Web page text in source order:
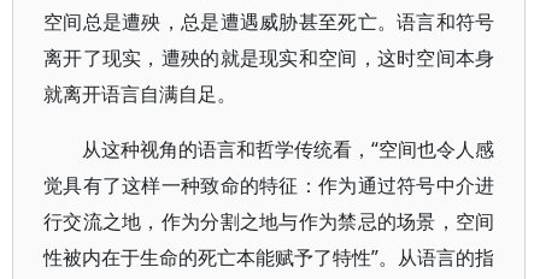
空间总是遭殃，总是遭遇威胁甚至死亡。语言和符号
离开了现实，遭殃的就是现实和空间，这时空间本身
就离开语言自满自足。
从这种视角的语言和哲学传统看，“空间也令人感
觉具有了这样一种致命的特征：作为通过符号中介进
行交流之地，作为分割之地与作为禁忌的场景，空间
性被内在于生命的死亡本能赋予了特性”。从语言的指